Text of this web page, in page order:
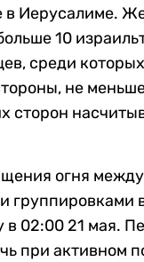
в Иерусалиме.
10
среди
не
сторон
огня
группировками
в 02:00 21 мая.
при активном